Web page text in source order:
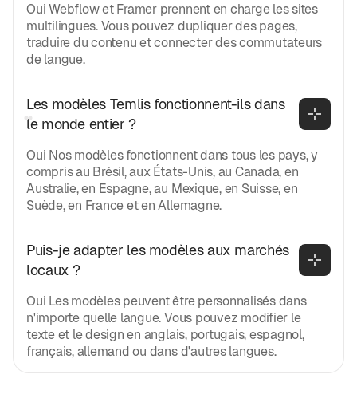
Oui Webflow et Framer prennent en charge les sites
multilingues. Vous pouvez dupliquer des pages,
traduire du contenu et connecter des commutateurs
de langue.
Les modèles Temlis fonctionnent-ils dans
le monde entier ?
Oui Nos modèles fonctionnent dans tous les pays, y
compris au Brésil, aux États-Unis, au Canada, en
Australie, en Espagne, au Mexique, en Suisse, en
Suède, en France et en Allemagne.
Puis-je adapter les modèles aux marchés
locaux ?
Oui Les modèles peuvent être personnalisés dans
n'importe quelle langue. Vous pouvez modifier le
texte et le design en anglais, portugais, espagnol,
français, allemand ou dans d'autres langues.